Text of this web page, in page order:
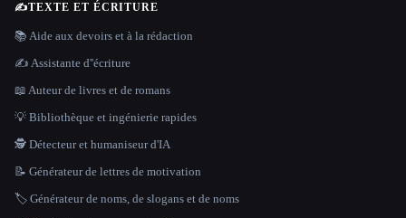
✍️TEXTE ET ÉCRITURE
📚 Aide aux devoirs et à la rédaction
✍️ Assistante d''écriture
📖 Auteur de livres et de romans
💡 Bibliothèque et ingénierie rapides
🕵️ Détecteur et humaniseur d'IA
📝 Générateur de lettres de motivation
🏷️ Générateur de noms, de slogans et de noms